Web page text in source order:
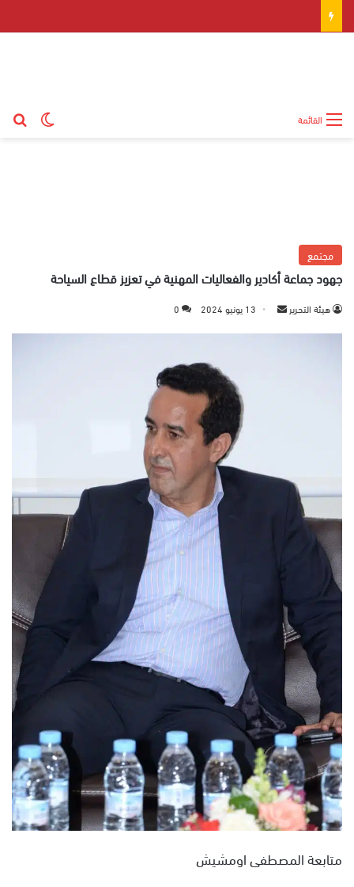
القائمة
مجتمع
جهود جماعة أكادير والفعاليات المهنية في تعزيز قطاع السياحة
هيئة التحرير
إ
13 يونيو 2024 0
متابعة المصطفى اومشيش